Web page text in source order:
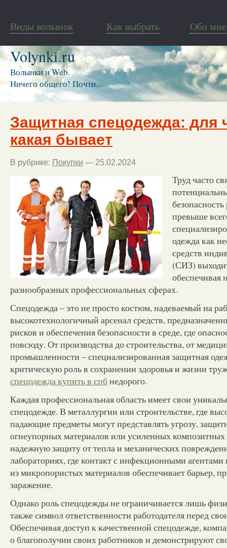
Виды волынок Как выбрать Обо мне
Volynki.ru
Волынки и Web.
Ничего общего! Почти...
Защитная спецодежда: для
какая бывает
В рубрике: Покупки — 25.02.2024
Труд часто
превыше
одежда как
средств
(СИЗ)
обеспечивая
разнообразных профессиональных сферах.
Спецодежда – это не просто костюм, надеваемый на
высокотехнологичный арсенал средств,
рисков и обеспечения безопасности в среде, где
повсюду. От производства до строительства, от
промышленности – специализированная защитная
критическую роль в сохранении здоровья и жизни
спецодежда купить в спбнедорого.
Каждая профессиональная область имеет свои
спецодежде. В металлургии или строительстве, где
падающие предметы могут представлять угрозу,
огнеупорных материалов или усиленных
надежную защиту от тепла и механических
лабораториях, где контакт с инфекционными
из микропористых материалов обеспечивает барьер,
заражение.
Однако роль спецодежды не ограничивается лишь
также символ ответственности работодателя перед
Обеспечивая доступ к качественной спецодежде,
о благополучии своих работников и демонстрируют